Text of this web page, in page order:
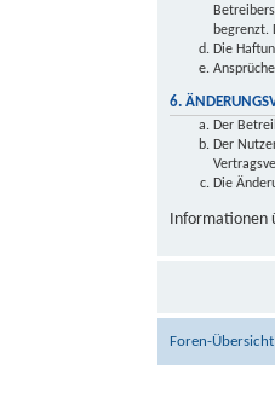
begrenzt.
Die
6.
Der
Der
Die
Informationen
Foren-Übersicht